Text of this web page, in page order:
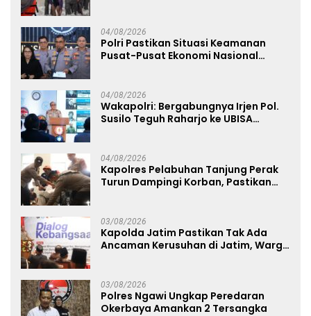
04/08/2026
Polri Pastikan Situasi Keamanan
Pusat-Pusat Ekonomi Nasional
04/08/2026
Wakapolri: Bergabungnya Irjen Pol.
Susilo Teguh Raharjo ke UBISA
04/08/2026
Kapolres Pelabuhan Tanjung Perak
Turun Dampingi Korban, Pastikan
03/08/2026
Kapolda Jatim Pastikan Tak Ada
Ancaman Kerusuhan di Jatim, Warga
03/08/2026
Polres Ngawi Ungkap Peredaran
Okerbaya Amankan 2 Tersangka